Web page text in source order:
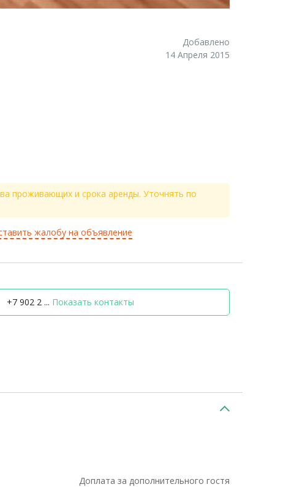
Добавлено
14 Апреля 2015
проживающих и срока аренды. Уточнять по
жалобу на объявление
+7 902 2 ... Показать контакты
Доплата за дополнительного гостя